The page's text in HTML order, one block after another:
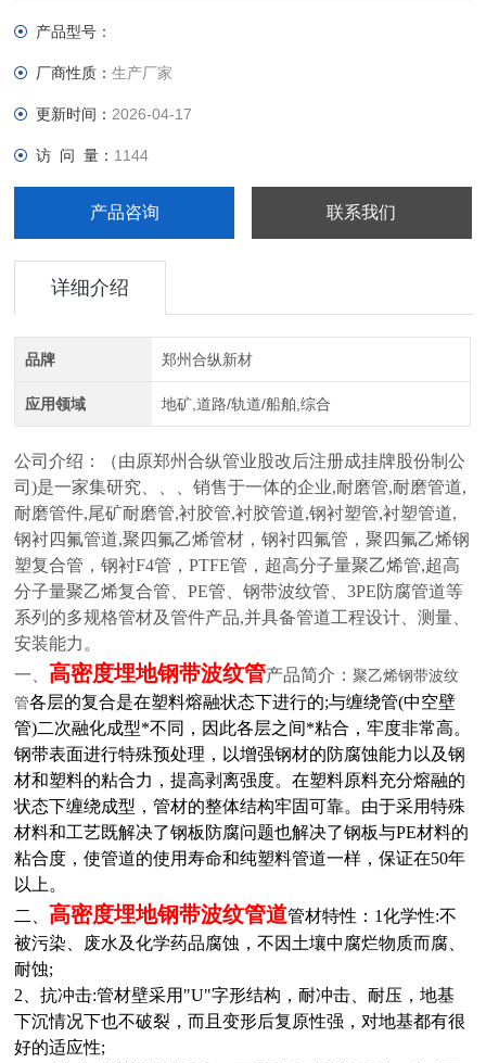
产品型号：
厂商性质：生产厂家
更新时间： 2026-04-17
访 问 量： 1144
产品咨询 联系我们
详细介绍
品牌 郑州合纵新材
应用领域 地矿,道路/轨道/船舶,综合
公司介绍：
（由原郑州合纵管业股改后注册成挂牌股份制公
司)是一家集研究、、、销售于一体的企业,耐磨管,耐磨管道,
耐磨管件,尾矿耐磨管,衬胶管,衬胶管道,钢衬塑管,衬塑管道,
钢衬四氟管道,聚四氟乙烯管材，钢衬四氟管，聚四氟乙烯钢
塑复合管，钢衬F4管，PTFE管，超高分子量聚乙烯管,超高
分子量聚乙烯复合管、PE管、钢带波纹管、3PE防腐管道等
系列的多规格管材及管件产品,并具备管道工程设计、测量、
安装能力。
一、 高密度埋地钢带波纹管产品简介：聚乙烯钢带波纹
管各层的复合是在塑料熔融状态下进行的;与缠绕管(中空壁
管)二次融化成型*不同，因此各层之间*粘合，牢度非常高。
钢带表面进行特殊预处理，以增强钢材的防腐蚀能力以及钢
材和塑料的粘合力，提高剥离强度。在塑料原料充分熔融的
状态下缠绕成型，管材的整体结构牢固可靠。由于采用特殊
材料和工艺既解决了钢板防腐问题也解决了钢板与PE材料的
粘合度，使管道的使用寿命和纯塑料管道一样，保证在50年
以上。
二、 高密度埋地钢带波纹管道管材特性：1化学性:不
被污染、废水及化学药品腐蚀，不因土壤中腐烂物质而腐、
耐蚀;
2、抗冲击:管材壁采用"U"字形结构，耐冲击、耐压，地基
下沉情况下也不破裂，而且变形后复原性强，对地基都有很
好的适应性;